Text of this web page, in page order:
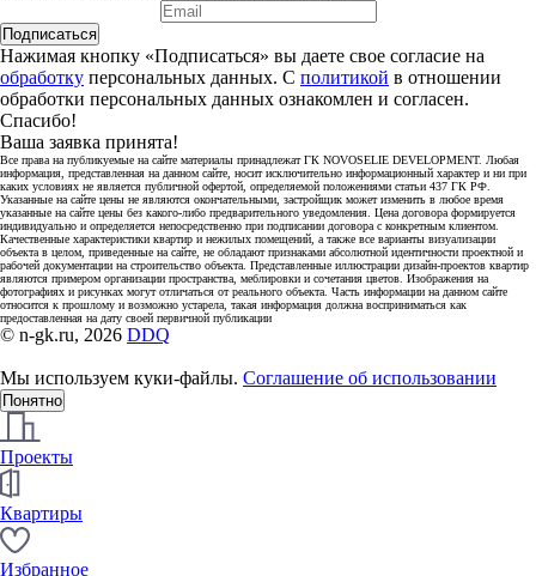
Подписаться
Нажимая кнопку «Подписаться» вы даете свое согласие на
обработку персональных данных. С политикой в отношении
обработки персональных данных ознакомлен и согласен.
Спасибо!
Ваша заявка принята!
Все права на публикуемые на сайте материалы принадлежат ГК NOVOSELIE DEVELOPMENT. Любая
информация, представленная на данном сайте, носит исключительно информационный характер и ни при
каких условиях не является публичной офертой, определяемой положениями статьи 437 ГК РФ.
Указанные на сайте цены не являются окончательными, застройщик может изменить в любое время
указанные на сайте цены без какого-либо предварительного уведомления. Цена договора формируется
индивидуально и определяется непосредственно при подписании договора с конкретным клиентом.
Качественные характеристики квартир и нежилых помещений, а также все варианты визуализации
объекта в целом, приведенные на сайте, не обладают признаками абсолютной идентичности проектной и
рабочей документации на строительство объекта. Представленные иллюстрации дизайн-проектов квартир
являются примером организации пространства, меблировки и сочетания цветов. Изображения на
фотографиях и рисунках могут отличаться от реального объекта. Часть информации на данном сайте
относится к прошлому и возможно устарела, такая информация должна восприниматься как
предоставленная на дату своей первичной публикации
© n-gk.ru, 2026 DDQ
Мы используем куки-файлы. Соглашение об использовании
Понятно
Проекты
Квартиры
Избранное